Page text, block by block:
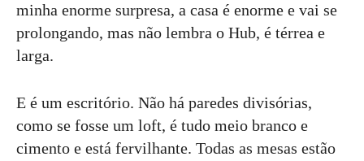
minha enorme surpresa, a casa é enorme e vai se
prolongando, mas não lembra o Hub, é térrea e
larga.
E é um escritório. Não há paredes divisórias,
como se fosse um loft, é tudo meio branco e
cimento e está fervilhante. Todas as mesas estão